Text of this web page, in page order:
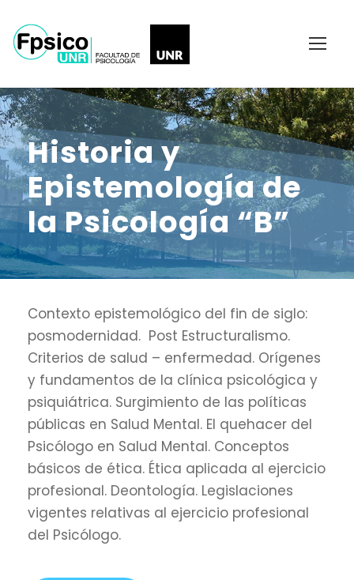
Historia y
Epistemología de
la Psicología “B”
Contexto epistemológico del fin de siglo:
posmodernidad. Post Estructuralismo.
Criterios de salud – enfermedad. Orígenes
y fundamentos de la clínica psicológica y
psiquiátrica. Surgimiento de las políticas
públicas en Salud Mental. El quehacer del
Psicólogo en Salud Mental. Conceptos
básicos de ética. Ética aplicada al ejercicio
profesional. Deontología. Legislaciones
vigentes relativas al ejercicio profesional
del Psicólogo.